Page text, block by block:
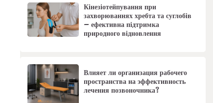
Кінезіотейпування при
захворюваннях хребта та суглобів
– ефективна підтримка
природного відновлення
Влияет ли организация рабочего
пространства на эффективность
лечения позвоночника?